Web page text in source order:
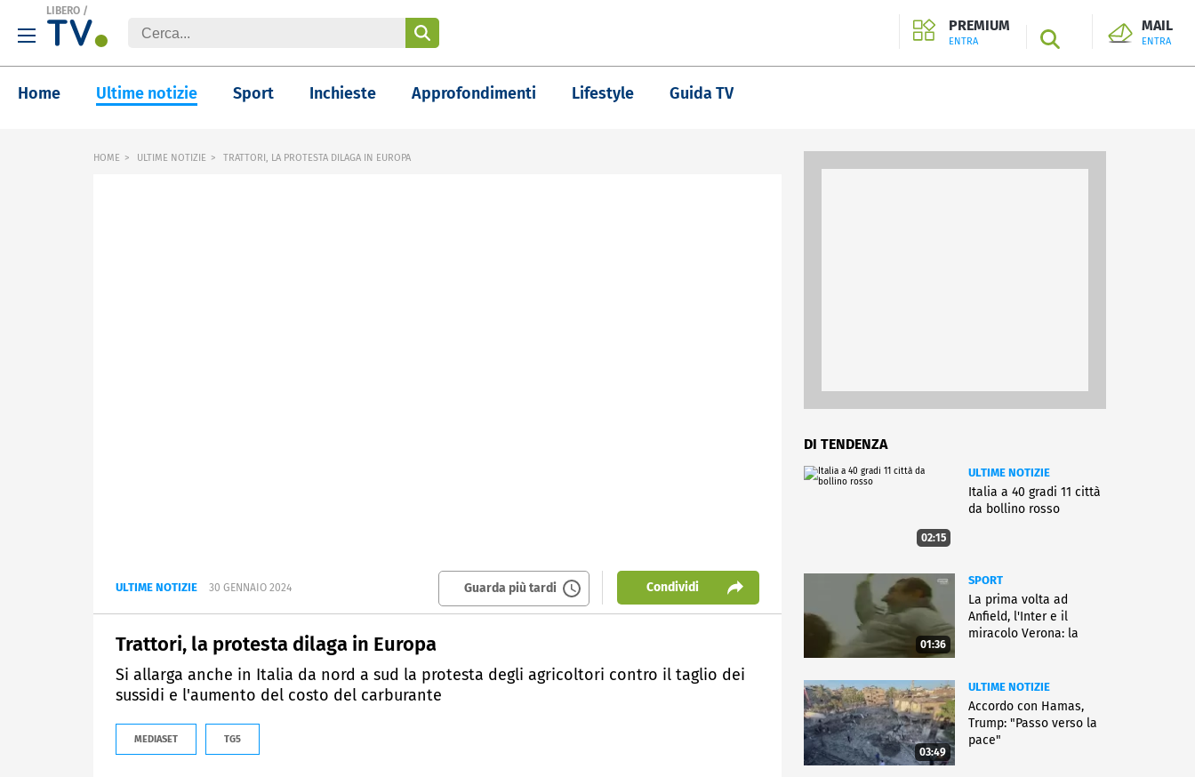
LIBERO /
PREMIUM
ENTRA SEARCH
MAIL
ENTRA
Home Ultime notizie Sport Inchieste Approfondimenti Lifestyle Guida TV
HOME ULTIME NOTIZIE TRATTORI, LA PROTESTA DILAGA IN EUROPA
ULTIME NOTIZIE 30 GENNAIO 2024 Guarda più tardi Condividi
Trattori, la protesta dilaga in Europa
Si allarga anche in Italia da nord a sud la protesta degli agricoltori contro il taglio dei
sussidi e l'aumento del costo del carburante
MEDIASET TG5
DI TENDENZA
02:15
ULTIME NOTIZIE
Italia a 40 gradi 11 città
da bollino rosso
01:36
SPORT
La prima volta ad
Anfield, l'Inter e il
miracolo Verona: la
03:49
ULTIME NOTIZIE
Accordo con Hamas,
Trump: "Passo verso la
pace"